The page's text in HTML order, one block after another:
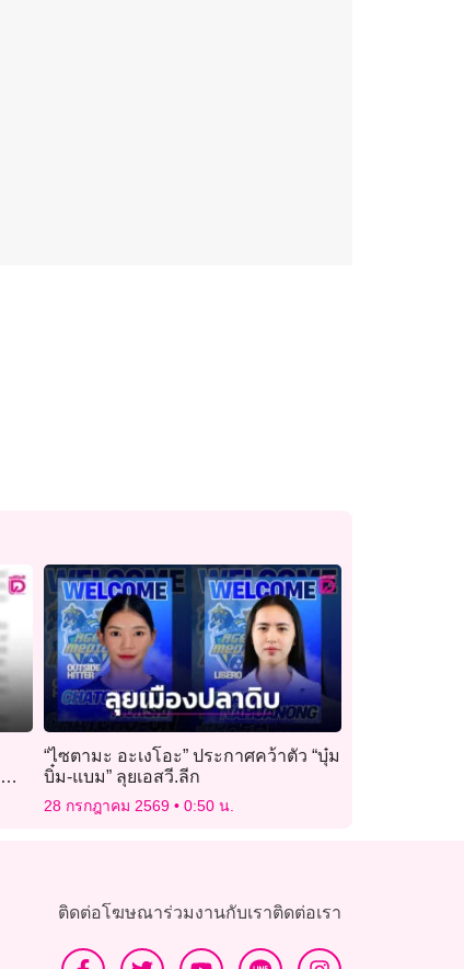
“ไซตามะ อะเงโอะ” ประกาศคว้าตัว “บุ๋ม
บิ๋ม-แบม” ลุยเอสวี.ลีก
28 กรกฎาคม 2569 0:50 น.
ติดต่อโฆษณาร่วมงานกับเราติดต่อเรา